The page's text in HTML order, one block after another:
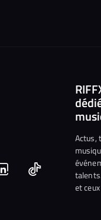
Nous Nous
Actus,
et